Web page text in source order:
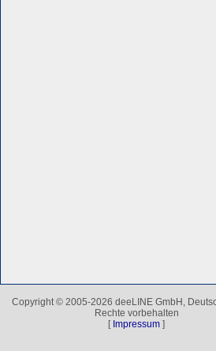
Copyright © 2005-2026 deeLINE GmbH,
Rechte vorbehalten
[ Impressum ]